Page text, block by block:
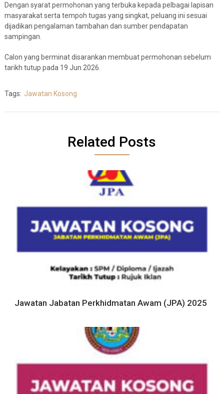
Dengan syarat permohonan yang terbuka kepada pelbagai lapisan
masyarakat serta tempoh tugas yang singkat, peluang ini sesuai
dijadikan pengalaman tambahan dan sumber pendapatan
sampingan.
Calon yang berminat disarankan membuat permohonan sebelum
tarikh tutup pada 19 Jun 2026.
Tags: Jawatan Kosong
Related Posts
Jawatan Jabatan Perkhidmatan Awam (JPA) 2025